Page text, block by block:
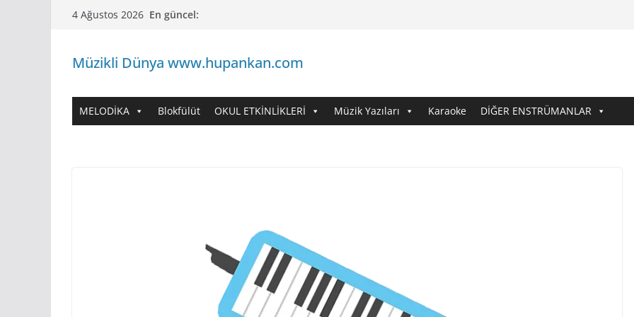
4 Ağustos 2026 En güncel:
Müzikli Dünya www.hupankan.com
MELODİKA Blokfülüt OKUL ETKİNLİKLERİ Müzik Yazıları Karaoke DİĞER ENSTRÜMANLAR